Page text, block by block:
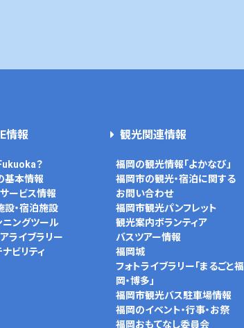
情報
？
基本情報
サービス情報
設・宿泊施設
ニングツール
アライブラリー
ビリティ
観光関連情報
福岡の観光情報「よかなび」
福岡市の観光・宿泊に関する
お問い合わせ
福岡市観光パンフレット
観光案内ボランティア
バスツアー情報
福岡城
フォトライブラリー「まるごと福
岡・博多」
福岡市観光バス駐車場情報
福岡のイベント・行事・お祭
福岡おもてなし委員会